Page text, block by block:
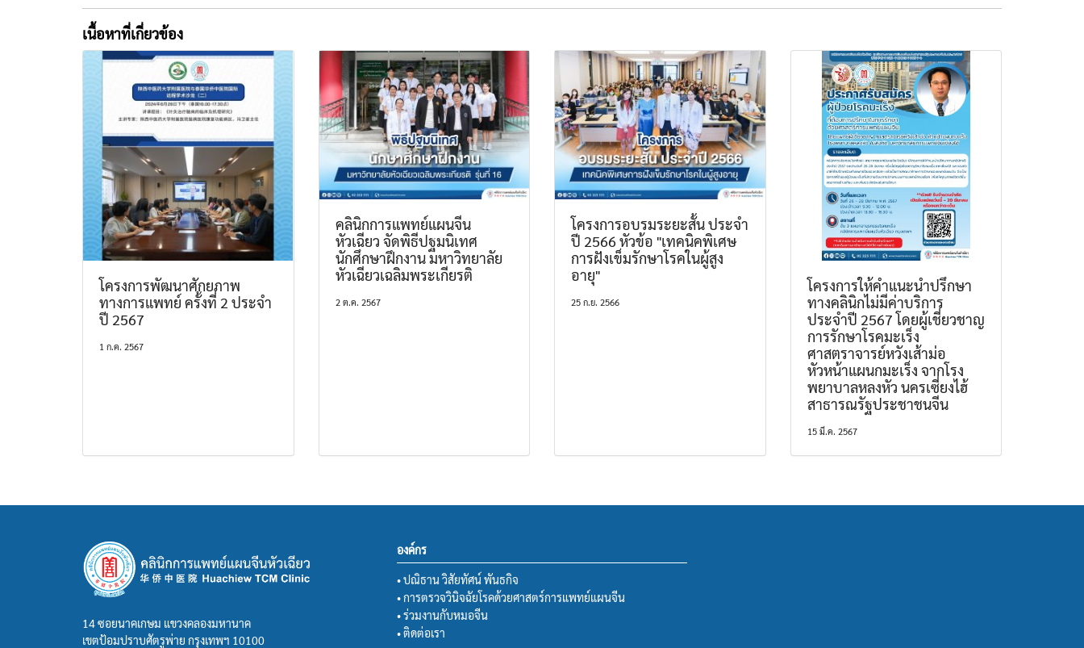
เนื้อหาที่เกี่ยวข้อง
โครงการพัฒนาศักยภาพ
ทางการแพทย์ ครั้งที่ 2 ประจำ
ปี 2567
1 ก.ค. 2567
คลินิกการแพทย์แผนจีน
หัวเฉียว จัดพิธีปฐมนิเทศ
นักศึกษาฝึกงาน มหาวิทยาลัย
หัวเฉียวเฉลิมพระเกียรติ
2 ต.ค. 2567
โครงการอบรมระยะสั้น ประจำ
ปี 2566 หัวข้อ "เทคนิคพิเศษ
การฝังเข็มรักษาโรคในผู้สูง
อายุ"
25 ก.ย. 2566
โครงการให้คำแนะนำปรึกษา
ทางคลินิกไม่มีค่าบริการ
ประจำปี 2567 โดยผู้เชี่ยวชาญ
การรักษาโรคมะเร็ง
ศาสตราจารย์หวังเส้าม่อ
หัวหน้าแผนกมะเร็ง จากโรง
พยาบาลหลงหัว นครเซี่ยงไฮ้
สาธารณรัฐประชาชนจีน
15 มี.ค. 2567
14 ซอยนาคเกษม แขวงคลองมหานาค
เขตป้อมปราบศัตรูพ่าย กรุงเทพฯ 10100
องค์กร
• ปณิธาน วิสัยทัศน์ พันธกิจ
• การตรวจวินิจฉัยโรคด้วยศาสตร์การแพทย์แผนจีน
• ร่วมงานกับหมอจีน
• ติดต่อเรา